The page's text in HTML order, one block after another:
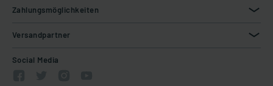
Zahlungsmöglichkeiten
Versandpartner
Social Media